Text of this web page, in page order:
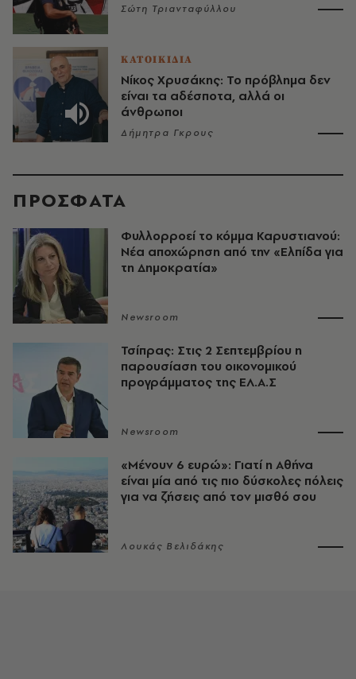
Σώτη Τριανταφύλλου
ΚΑΤΟΙΚΙΔΙΑ
Νίκος Χρυσάκης: Το πρόβλημα δεν
είναι τα αδέσποτα, αλλά οι
άνθρωποι
Δήμητρα Γκρους
ΠΡΟΣΦΑΤΑ
Φυλλορροεί το κόμμα Καρυστιανού:
Νέα αποχώρηση από την «Ελπίδα για
τη Δημοκρατία»
Newsroom
Τσίπρας: Στις 2 Σεπτεμβρίου η
παρουσίαση του οικονομικού
προγράμματος της ΕΛ.Α.Σ
Newsroom
«Μένουν 6 ευρώ»: Γιατί η Αθήνα
είναι μία από τις πιο δύσκολες πόλεις
για να ζήσεις από τον μισθό σου
Λουκάς Βελιδάκης